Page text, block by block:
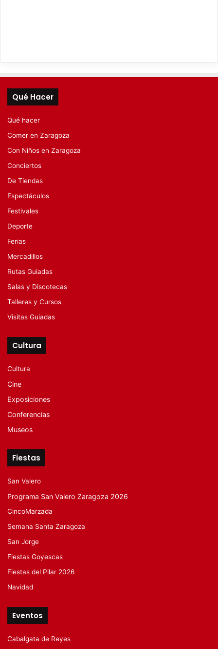
Qué Hacer
Qué hacer
Comer en Zaragoza
Con Niños en Zaragoza
Conciertos
De Tiendas
Espectáculos
Festivales
Deporte
Ferias
Mercadillos
Rutas Guiadas
Salas y Discotecas
Talleres y Cursos
Visitas Guiadas
Cultura
Cultura
Cine
Exposiciones
Conferencias
Museos
Fiestas
San Valero
Programa San Valero Zaragoza 2026
CincoMarzada
Semana Santa Zaragoza
San Jorge
Fiestas Goyescas
Fiestas del Pilar 2026
Navidad
Eventos
Cabalgata de Reyes